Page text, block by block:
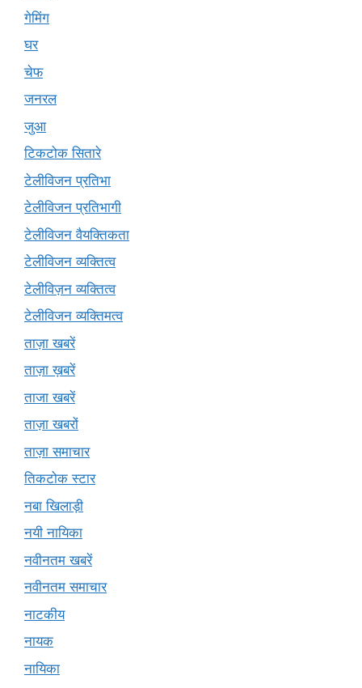
गेमिंग
घर
चेफ
जनरल
जुआ
टिकटोक सितारे
टेलीविजन प्रतिभा
टेलीविजन प्रतिभागी
टेलीविजन वैयक्तिकता
टेलीविजन व्यक्तित्व
टेलीविज़न व्यक्तित्व
टेलीविजन व्यक्तिमत्व
ताज़ा खबरें
ताज़ा ख़बरें
ताजा खबरें
ताज़ा खबरों
ताज़ा समाचार
तिकटोक स्टार
नबा खिलाड़ी
नयी नायिका
नवीनतम खबरें
नवीनतम समाचार
नाटकीय
नायक
नायिका